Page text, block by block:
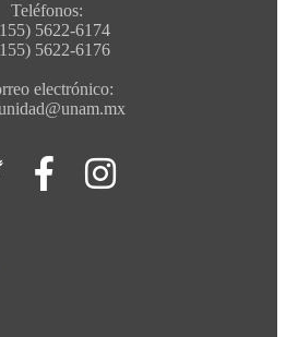
Teléfonos:
5622-6174
5622-6176
electrónico: